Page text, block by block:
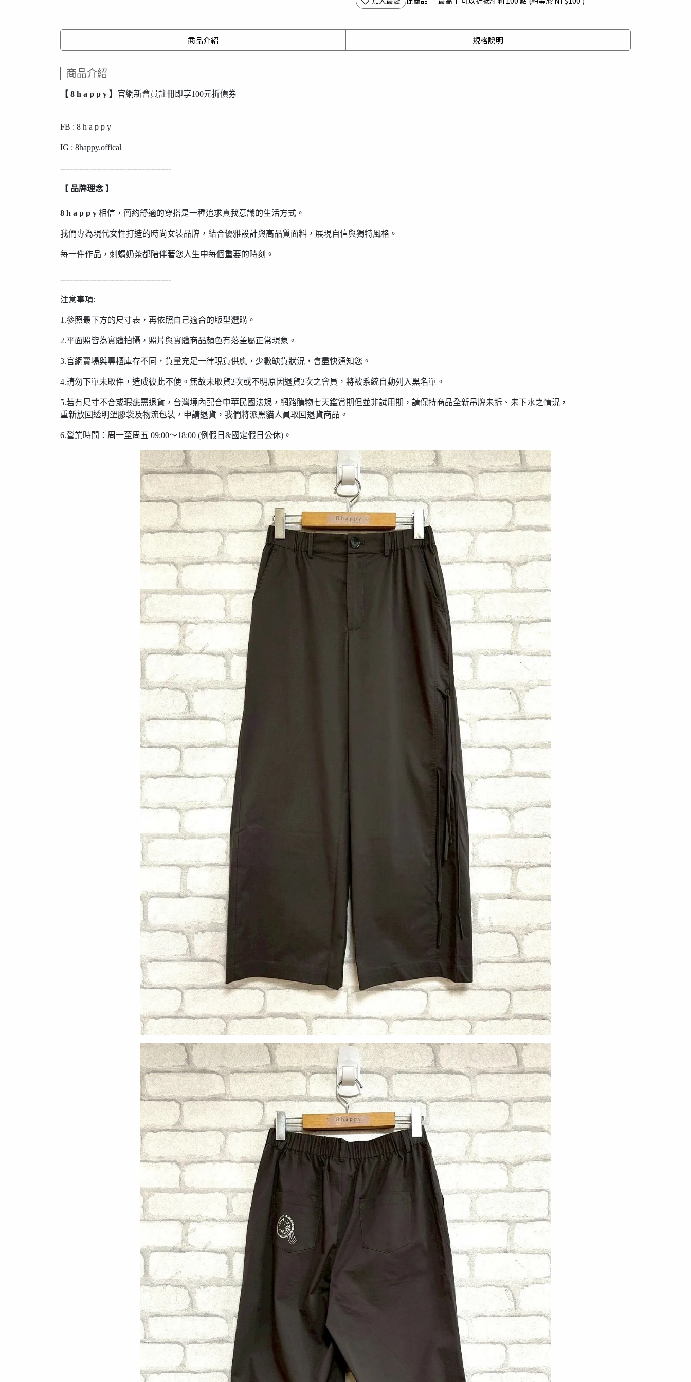
商品介紹 規格說明
商品介紹
【 8 h a p p y 】 官網新會員註冊即享100元折價券
FB : 8 h a p p y
IG : 8happy.offical
-------------------------------------------
【 品牌理念 】
8 h a p p y 相信，簡約舒適的穿搭是一種追求真我意識的生活方式。
我們專為現代女性打造的時尚女裝品牌，結合優雅設計與高品質面料，展現自信與獨特風格。
每一件作品，刺蝟奶茶都陪伴著您人生中每個重要的時刻。
-------------------------------------------
注意事項:
1.參照最下方的尺寸表，再依照自己適合的版型選購。
2.平面照皆為實體拍攝，照片與實體商品顏色有落差屬正常現象。
3.官網賣場與專櫃庫存不同，貨量充足一律現貨供應，少數缺貨狀況，會盡快通知您。
4.請勿下單未取件，造成彼此不便。無故未取貨2次或不明原因退貨2次之會員，將被系統自動列入黑名單。
5.若有尺寸不合或瑕疵需退貨，台灣境內配合中華民國法規，網路購物七天鑑賞期但並非試用期，請保持商品全新吊牌未拆、未下水之情況，
重新放回透明塑膠袋及物流包裝，申請退貨，我們將派黑貓人員取回退貨商品。
6.營業時間：周一至周五 09:00〜18:00 (例假日&國定假日公休)。